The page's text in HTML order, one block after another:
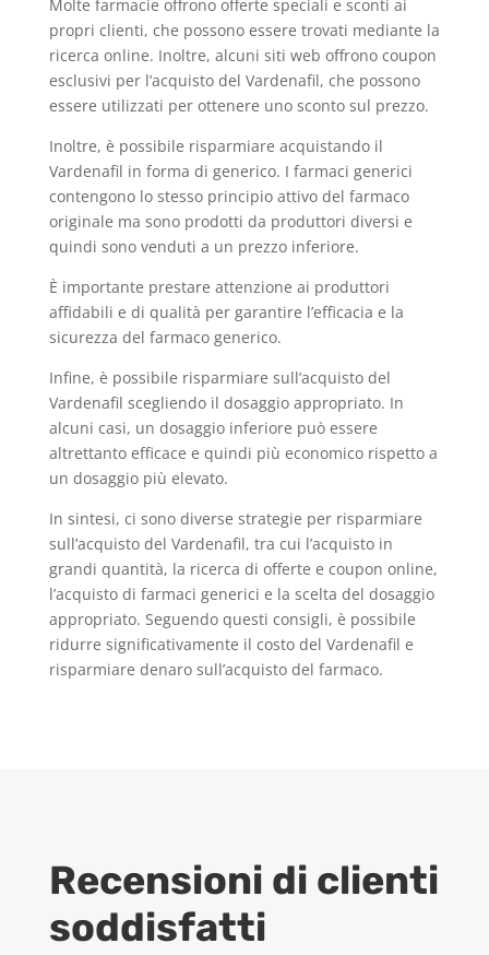
Molte farmacie offrono offerte speciali e sconti ai
propri clienti, che possono essere trovati mediante la
ricerca online. Inoltre, alcuni siti web offrono coupon
esclusivi per l’acquisto del Vardenafil, che possono
essere utilizzati per ottenere uno sconto sul prezzo.
Inoltre, è possibile risparmiare acquistando il
Vardenafil in forma di generico. I farmaci generici
contengono lo stesso principio attivo del farmaco
originale ma sono prodotti da produttori diversi e
quindi sono venduti a un prezzo inferiore.
È importante prestare attenzione ai produttori
affidabili e di qualità per garantire l’efficacia e la
sicurezza del farmaco generico.
Infine, è possibile risparmiare sull’acquisto del
Vardenafil scegliendo il dosaggio appropriato. In
alcuni casi, un dosaggio inferiore può essere
altrettanto efficace e quindi più economico rispetto a
un dosaggio più elevato.
In sintesi, ci sono diverse strategie per risparmiare
sull’acquisto del Vardenafil, tra cui l’acquisto in
grandi quantità, la ricerca di offerte e coupon online,
l’acquisto di farmaci generici e la scelta del dosaggio
appropriato. Seguendo questi consigli, è possibile
ridurre significativamente il costo del Vardenafil e
risparmiare denaro sull’acquisto del farmaco.
Recensioni di clienti
soddisfatti